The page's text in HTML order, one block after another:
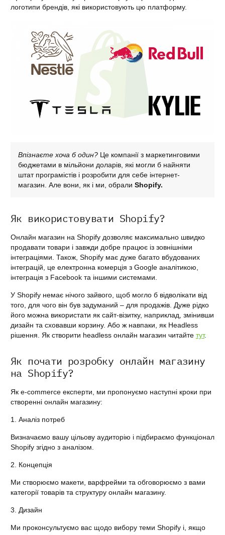
логотипи брендів, які використовують цю платформу.
Впізнаєте хоча б один? Це компанії з маркетинговими
бюджетами в мільйони доларів, які могли б найняти
штат програмістів і розробити для себе інтернет-
магазин. Але вони, як і ми, обрали Shopify.
Як використовувати Shopify?
Онлайн магазин на Shopify дозволяє максимально швидко
продавати товари і завжди добре працює із зовнішніми
інтеграціями. Також, Shopify має дуже багато вбудованих
інтеграцій, це електронна комерція з Google аналітикою,
інтеграція з Facebook та іншими системами.
У Shopify немає нічого зайвого, щоб могло б відволікати від
того, для чого він був задуманий – для продажів. Дуже рідко
його можна використати як сайт-візитку, наприклад, змінивши
дизайн та сховавши корзину. Або ж навпаки, як Headless
рішення. Як створити headless онлайн магазин читайте тут.
Як почати розробку онлайн магазину
на Shopify?
Як e-commerce експерти, ми пропонуємо наступні кроки при
створенні онлайн магазину:
1. Аналіз потреб
Визначаємо вашу цільову аудиторію і підбираємо функціонал
Shopify згідно з аналізом.
2. Концепція
Ми створюємо макети, варфрейми та обговорюємо з вами
категорії товарів та структуру онлайн магазину.
3. Дизайн
Ми проконсультуємо вас щодо вибору теми Shopify і, якщо